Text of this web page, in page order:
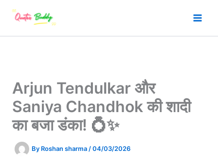
Arjun Tendulkar और
Saniya Chandhok की शादी
का बजा डंका! 💍✨
By Roshan sharma /04/03/2026